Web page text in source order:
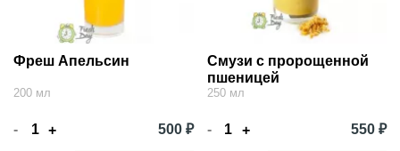
Фреш Апельсин
200 мл
- + 500 ₽
Смузи с пророщенной
пшеницей
250 мл
- + 550 ₽